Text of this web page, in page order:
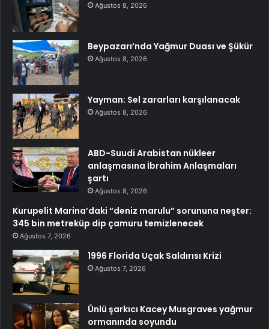
Ağustos 8, 2026
Beypazarı’nda Yağmur Duası ve Şükür
Ağustos 8, 2026
Yayman: Sel zararları karşılanacak
Ağustos 8, 2026
ABD-Suudi Arabistan nükleer
anlaşmasına İbrahim Anlaşmaları
şartı
Ağustos 8, 2026
Kurupelit Marina’daki “deniz marulu” sorununa neşter:
345 bin metreküp dip çamuru temizlenecek
Ağustos 7, 2026
1996 Florida Uçak Saldırısı Krizi
Ağustos 7, 2026
Ünlü şarkıcı Kacey Musgraves yağmur
ormanında soyundu